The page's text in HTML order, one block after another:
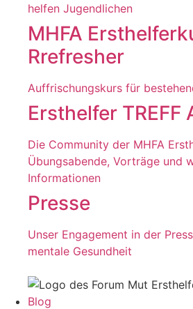
helfen Jugendlichen
MHFA
Rrefresher
Auffrischungskurs für
Ersthelfer TREFF
Die Community der MHFA
Übungsabende, Vorträge und
Informationen
Presse
Unser Engagement in der
mentale Gesundheit
Blog